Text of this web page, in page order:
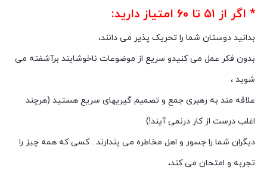
* اگر از ۵۱ تا ۶۰ امتیاز دارید:
بدانید دوستان شما را تحریک پذیر مى دانند،
بدون فکر عمل مى کنیدو سریع از موضوعات ناخوشایند برآشفته مى
شوید ،
علاقه مند به رهبرى جمع و تصمیم گیریهاى سریع هستید (هرچند
اغلب درست از کار درنمى آیند!)
دیگران شما را جسور و اهل مخاطره مى پندارند . کسى که همه چیز را
تجربه و امتحان مى کند،